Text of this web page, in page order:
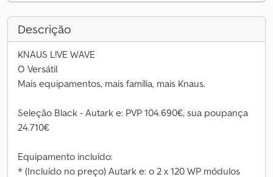
Descrição
KNAUS L!VE WAVE
O Versátil
Mais equipamentos, mais família, mais Knaus.
Seleção Black - Autark e: PVP 104.690€, sua poupança
24.710€
Equipamento incluído:
* (Incluído no preço) Autark e: o 2 x 120 WP módulos